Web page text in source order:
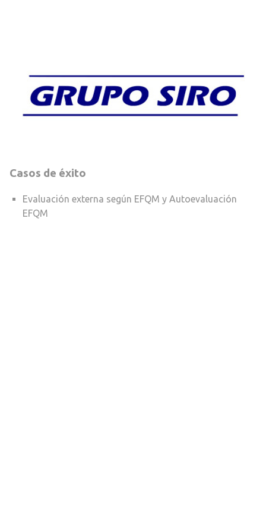
Casos de éxito
Evaluación externa según EFQM y Autoevaluación
EFQM